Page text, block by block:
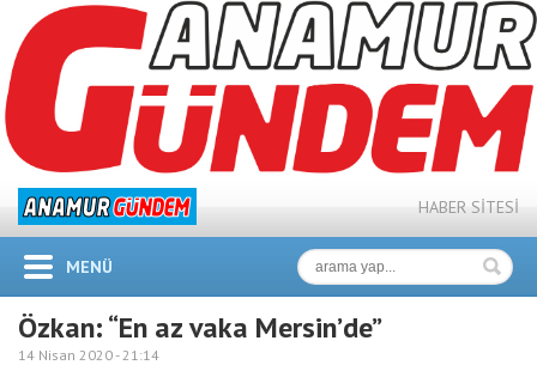
HABER SİTESİ
MENÜ
Özkan: “En az vaka Mersin’de”
14 Nisan 2020 - 21:14